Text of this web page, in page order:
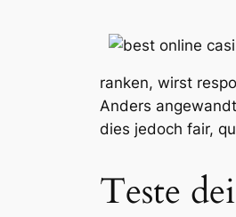
ranken, wirst
Anders
dies jedoch fair,
Teste